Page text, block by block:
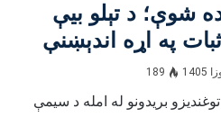
شوې؛ د تېلو بیې
په اړه اندېښنې
189
بریدونو له امله د سیمې